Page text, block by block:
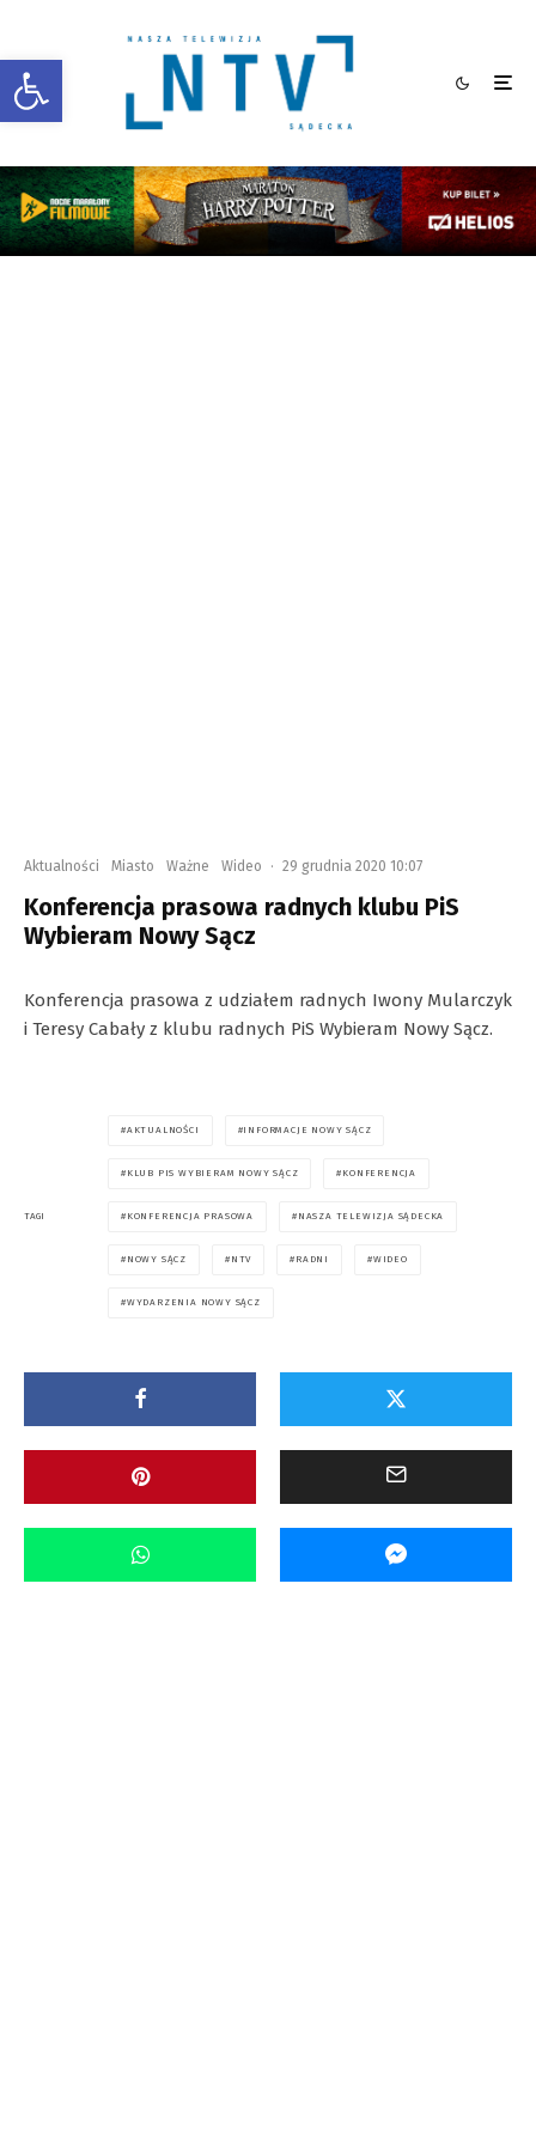
Otwórz pasek narzędzi
Aktualności Miasto Ważne Wideo · 29 grudnia 2020 10:07
Konferencja prasowa radnych klubu PiS
Wybieram Nowy Sącz
Konferencja prasowa z udziałem radnych Iwony Mularczyk
i Teresy Cabały z klubu radnych PiS Wybieram Nowy Sącz.
TAGI
AKTUALNOŚCI INFORMACJE NOWY SĄCZ
KLUB PIS WYBIERAM NOWY SĄCZ KONFERENCJA
KONFERENCJA PRASOWA NASZA TELEWIZJA SĄDECKA
NOWY SĄCZ NTV RADNI WIDEO
WYDARZENIA NOWY SĄCZ